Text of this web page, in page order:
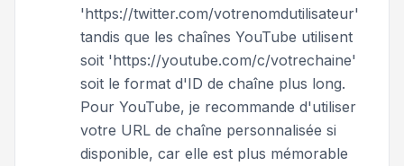
'https://twitter.com/votrenomdutilisateur'
tandis que les chaînes YouTube utilisent
soit 'https://youtube.com/c/votrechaine'
soit le format d'ID de chaîne plus long.
Pour YouTube, je recommande d'utiliser
votre URL de chaîne personnalisée si
disponible, car elle est plus mémorable